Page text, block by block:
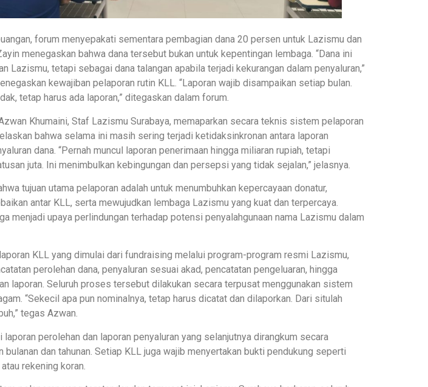
forum menyepakati sementara pembagian dana 20 persen untuk Lazismu dan
menegaskan bahwa dana tersebut bukan untuk kepentingan lembaga. “Dana ini
Lazismu, tetapi sebagai dana talangan apabila terjadi kekurangan dalam penyaluran,”
kewajiban pelaporan rutin KLL. “Laporan wajib disampaikan setiap bulan.
tetap harus ada laporan,” ditegaskan dalam forum.
Khumaini, Staf Lazismu Surabaya, memaparkan secara teknis sistem pelaporan
bahwa selama ini masih sering terjadi ketidaksinkronan antara laporan
dana. “Pernah muncul laporan penerimaan hingga miliaran rupiah, tetapi
juta. Ini menimbulkan kebingungan dan persepsi yang tidak sejalan,” jelasnya.
tujuan utama pelaporan adalah untuk menumbuhkan kepercayaan donatur,
antar KLL, serta mewujudkan lembaga Lazismu yang kuat dan terpercaya.
menjadi upaya perlindungan terhadap potensi penyalahgunaan nama Lazismu dalam
KLL yang dimulai dari fundraising melalui program-program resmi Lazismu,
perolehan dana, penyaluran sesuai akad, pencatatan pengeluaran, hingga
laporan. Seluruh proses tersebut dilakukan secara terpusat menggunakan sistem
“Sekecil apa pun nominalnya, tetap harus dicatat dan dilaporkan. Dari situlah
tegas Azwan.
laporan perolehan dan laporan penyaluran yang selanjutnya dirangkum secara
bulanan dan tahunan. Setiap KLL juga wajib menyertakan bukti pendukung seperti
rekening koran.